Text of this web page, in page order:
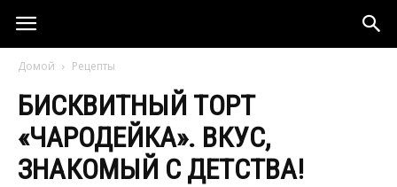
Домой Рецепты
БИСКВИТНЫЙ ТОРТ
«ЧАРОДЕЙКА». ВКУС,
ЗНАКОМЫЙ С ДЕТСТВА!